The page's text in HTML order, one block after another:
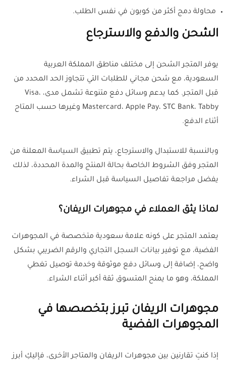
محاولة دمج أكثر من كوبون في نفس الطلب.
الشحن والدفع والاسترجاع
يوفر المتجر الشحن إلى مختلف مناطق المملكة العربية
السعودية، مع شحن مجاني للطلبات التي تتجاوز الحد المحدد من
قبل المتجر. كما يدعم وسائل دفع متنوعة تشمل مدى، Visa،
Mastercard، Apple Pay، STC Bank، Tabby وغيرها حسب المتاح
أثناء الدفع.
وبالنسبة للاستبدال والاسترجاع، يتم تطبيق السياسة المعلنة من
المتجر وفق الشروط الخاصة بحالة المنتج والمدة المحددة، لذلك
يفضل مراجعة تفاصيل السياسة قبل الشراء.
لماذا يثق العملاء في مجوهرات الريفان؟
يعتمد المتجر على كونه علامة سعودية متخصصة في المجوهرات
الفضية، مع توفير بيانات السجل التجاري والرقم الضريبي بشكل
واضح، إضافة إلى وسائل دفع موثوقة وخدمة توصيل تغطي
المملكة، وهو ما يمنح المتسوق ثقة أكبر أثناء الشراء.
مجوهرات الريفان تبرز بتخصصها في
المجوهرات الفضية
إذا كنتِ تقارنين بين مجوهرات الريفان والمتاجر الأخرى، فإليكِ أبرز